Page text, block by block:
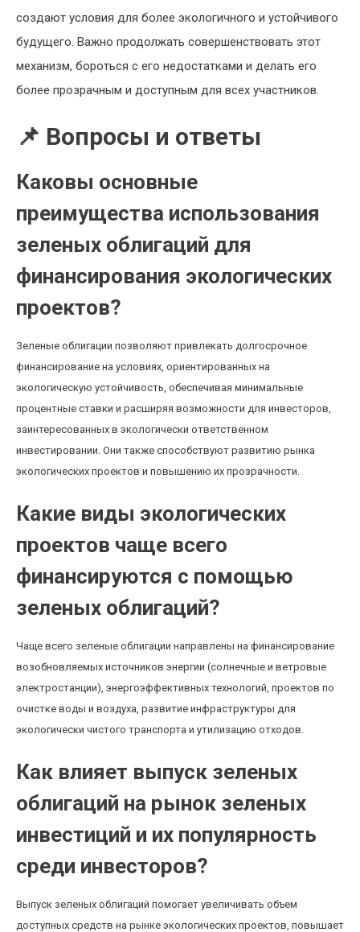
создают условия для более экологичного и устойчивого
будущего. Важно продолжать совершенствовать этот
механизм, бороться с его недостатками и делать его
более прозрачным и доступным для всех участников.
📌 Вопросы и ответы
Каковы основные
преимущества использования
зеленых облигаций для
финансирования экологических
проектов?
Зеленые облигации позволяют привлекать долгосрочное
финансирование на условиях, ориентированных на
экологическую устойчивость, обеспечивая минимальные
процентные ставки и расширяя возможности для инвесторов,
заинтересованных в экологически ответственном
инвестировании. Они также способствуют развитию рынка
экологических проектов и повышению их прозрачности.
Какие виды экологических
проектов чаще всего
финансируются с помощью
зеленых облигаций?
Чаще всего зеленые облигации направлены на финансирование
возобновляемых источников энергии (солнечные и ветровые
электростанции), энергоэффективных технологий, проектов по
очистке воды и воздуха, развитие инфраструктуры для
экологически чистого транспорта и утилизацию отходов.
Как влияет выпуск зеленых
облигаций на рынок зеленых
инвестиций и их популярность
среди инвесторов?
Выпуск зеленых облигаций помогает увеличивать объем
доступных средств на рынке экологических проектов, повышает